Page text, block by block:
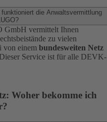
die Anwaltsvermittlung
GmbH vermittelt Ihnen
zu vielen
von einem bundesweiten Netz
Service ist für alle DEVK-
Woher bekomme ich